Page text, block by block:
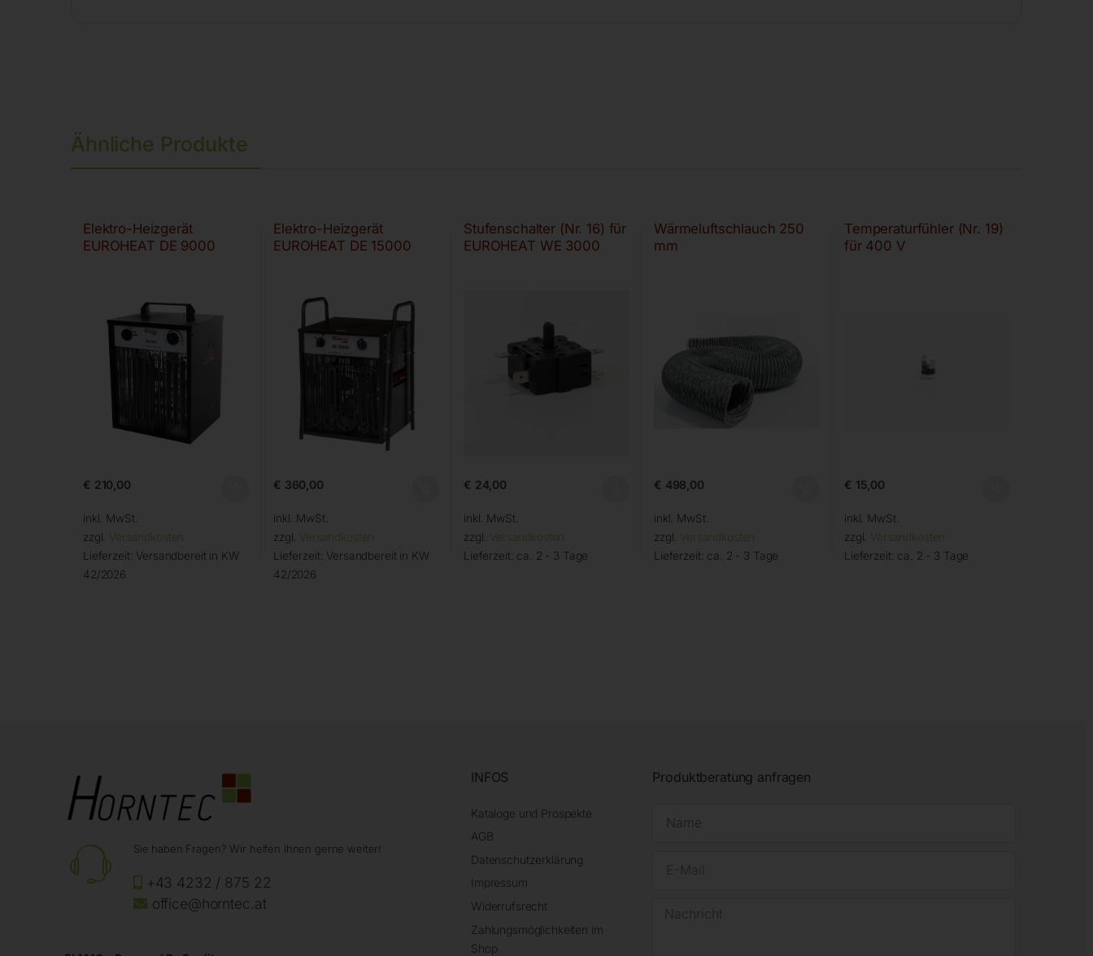
Ähnliche Produkte
Elektro-Heizgerät
EUROHEAT DE 9000
€ 210,00
inkl. MwSt.
zzgl. Versandkosten
Lieferzeit: Versandbereit in KW
42/2026
Elektro-Heizgerät
EUROHEAT DE 15000
€ 360,00
inkl. MwSt.
zzgl. Versandkosten
Lieferzeit: Versandbereit in KW
42/2026
Stufenschalter (Nr. 16) für
EUROHEAT WE 3000
€ 24,00
inkl. MwSt.
zzgl. Versandkosten
Lieferzeit: ca. 2 - 3 Tage
Wärmeluftschlauch 250
mm
€ 498,00
inkl. MwSt.
zzgl. Versandkosten
Lieferzeit: ca. 2 - 3 Tage
Temperaturfühler (Nr. 19)
für 400 V
€ 15,00
inkl. MwSt.
zzgl. Versandkosten
Lieferzeit: ca. 2 - 3 Tage
Sie haben Fragen? Wir helfen Ihnen gerne weiter!
+43 4232 / 875 22
office@horntec.at
INFOS
Kataloge und Prospekte
AGB
Datenschutzerklärung
Impressum
Widerrufsrecht
Zahlungsmöglichkeiten im
Shop
Produktberatung anfragen